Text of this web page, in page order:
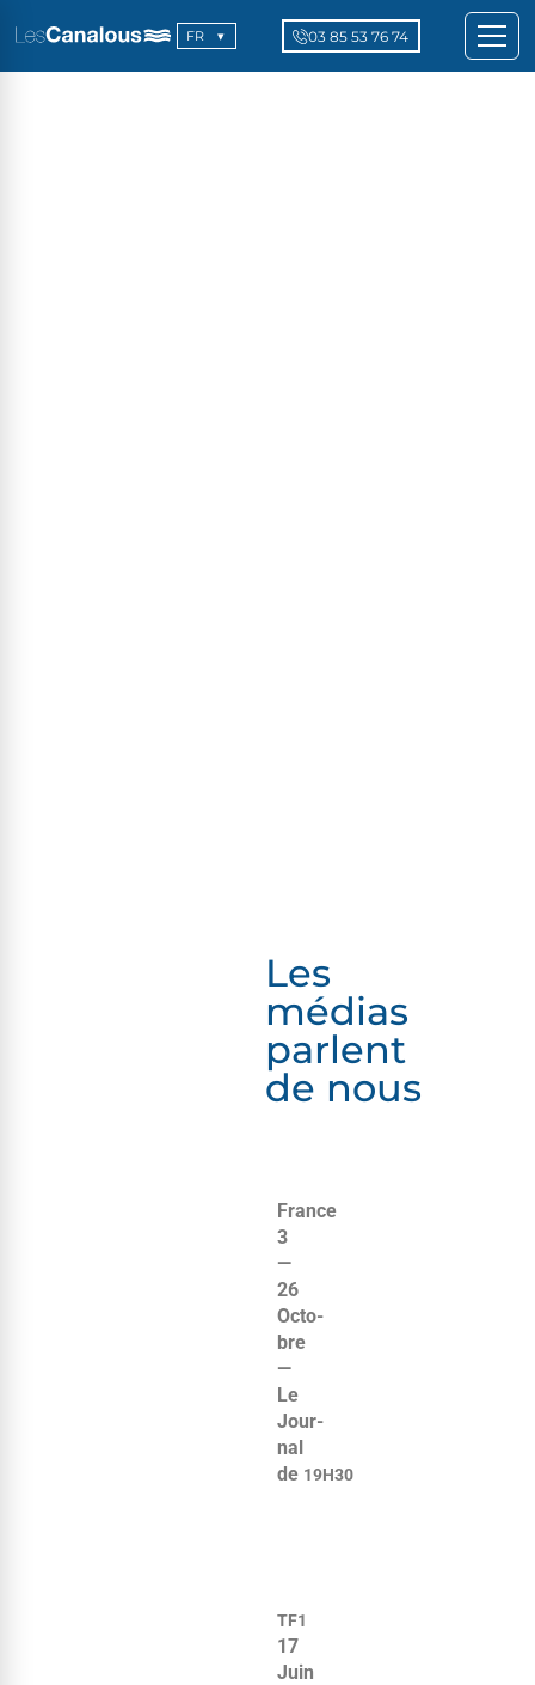
FR 03 85 53 76 74
Les
médias
parlent
de nous
France
3
—
26
Octo­
bre
—
Le
Jour­
nal
de 19H30
TF1
17
Juin